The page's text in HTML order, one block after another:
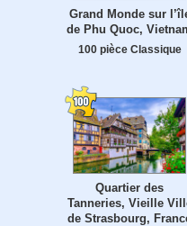
Grand Monde sur
de Phu Quoc,
100 pièce Classique
Quartier des
Tanneries, Vieille
de Strasbourg,